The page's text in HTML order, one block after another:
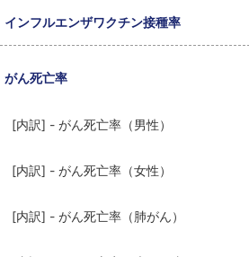
インフルエンザワクチン接種率
がん死亡率
[内訳] - がん死亡率（男性）
[内訳] - がん死亡率（女性）
[内訳] - がん死亡率（肺がん）